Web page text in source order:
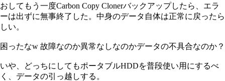
おしてもう一度Carbon Copy Clonerバックアップしたら、エラ
ーは出ずに無事終了した。中身のデータ自体は正常に戻ったら
しい。
困ったなw 故障なのか異常なしなのかデータの不具合なのか？
いや、どっちにしてもポータブルHDDを普段使い用にするべ
く、データの引っ越しする。